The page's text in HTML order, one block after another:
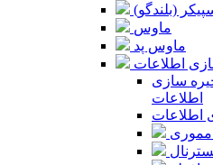
(بلندگو)
ماوس
ماوس پد
اطلاعات
سازی
اطلاعات
اطلاعات